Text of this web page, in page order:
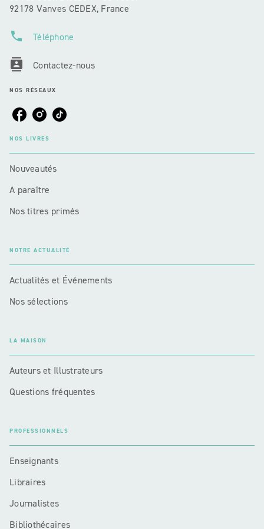
92178 Vanves CEDEX, France
phone Téléphone
contacts Contactez-nous
NOS RÉSEAUX
NOS LIVRES
Nouveautés
A paraître
Nos titres primés
NOTRE ACTUALITÉ
Actualités et Événements
Nos sélections
LA MAISON
Auteurs et Illustrateurs
Questions fréquentes
PROFESSIONNELS
Enseignants
Libraires
Journalistes
Bibliothécaires